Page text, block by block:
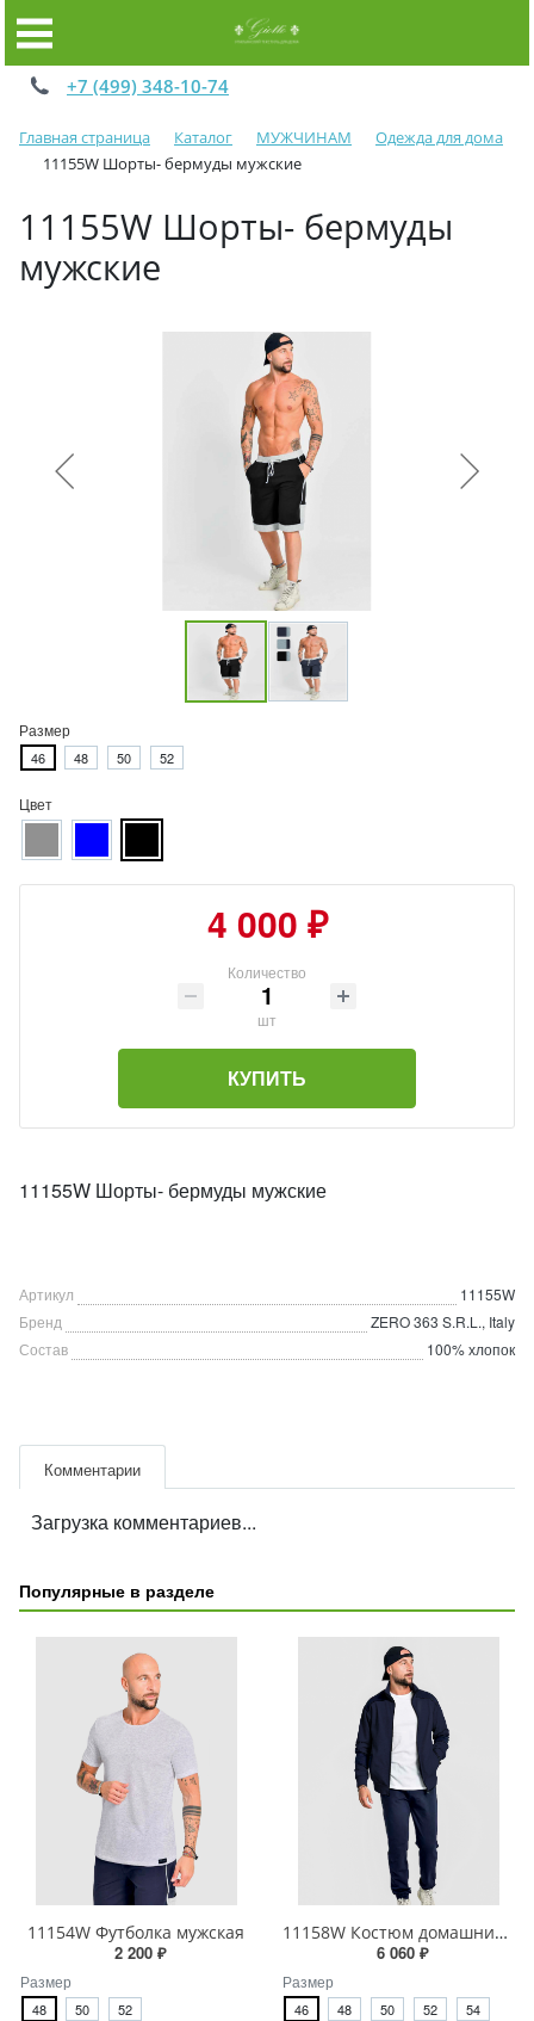
+7 (499) 348-10-74
Главная страница Каталог МУЖЧИНАМ
Одежда для дома
11155W Шорты- бермуды мужские
11155W Шорты- бермуды
мужские
Размер
46 48 50 52
Цвет
4 000 ₽
Количество
шт
КУПИТЬ
11155W Шорты- бермуды мужские
Артикул
11155W
Бренд
ZERO 363 S.R.L., Italy
Состав
100% хлопок
Комментарии
Загрузка комментариев...
Популярные в разделе
11154W Футболка мужская
2 200 ₽
Размер
48 50 52
11158W Костюм домашний мужской
6 060 ₽
Размер
46 48 50 52 54